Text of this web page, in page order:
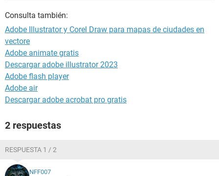
Consulta también:
Adobe Illustrator y Corel Draw para mapas de ciudades en
vectore
Adobe animate gratis
Descargar adobe illustrator 2023
Adobe flash player
Adobe air
Descargar adobe acrobat pro gratis
2 respuestas
RESPUESTA 1 / 2
NFF007